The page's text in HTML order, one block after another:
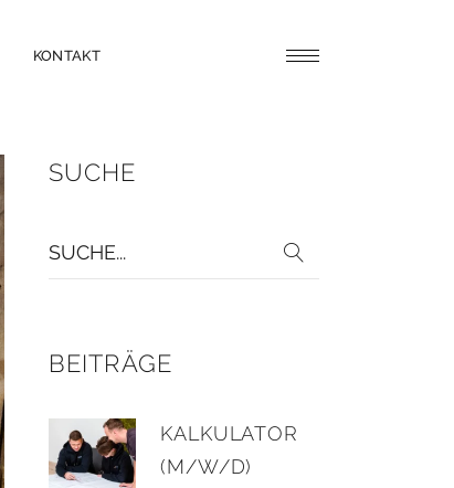
KONTAKT
SUCHE
BEITRÄGE
KALKULATOR
(M/W/D)